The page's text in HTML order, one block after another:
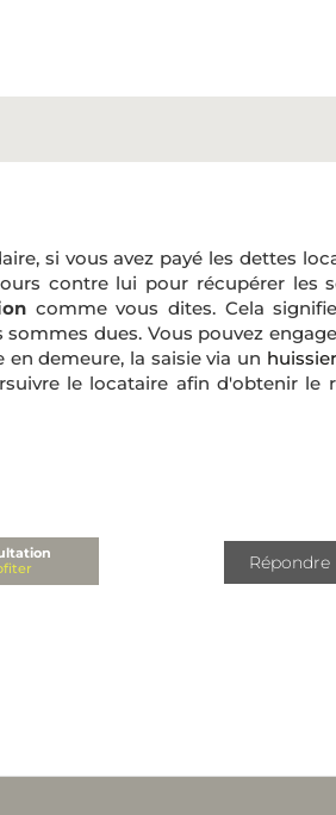
si vous avez payé les dettes
contre lui pour récupérer les
comme vous dites. Cela
dues. Vous pouvez
demeure, la saisie via un huissier
le locataire afin d'obtenir le
Répondre